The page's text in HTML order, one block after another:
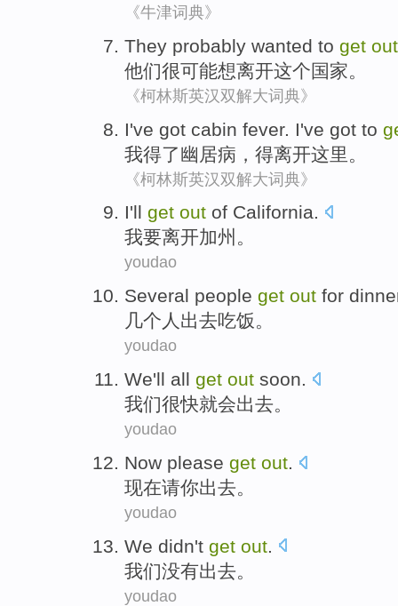
《牛津词典》
They probably wanted to get out
他们很可能想离开这个国家。
《柯林斯英汉双解大词典》
I've got cabin fever. I've got to
我得了幽居病， 得离开这里 。
《柯林斯英汉双解大词典》
I'll get out of California.
我要离开加州 。
youdao
Several people get out for
几个 人 出去吃饭。
youdao
We'll all get out soon.
我们很快就会出去。
youdao
Now please get out.
现在请你出去。
youdao
We didn't get out
我们没有出去 。
youdao